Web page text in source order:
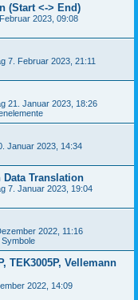
(Start <-> End)
2023, 09:08
7. Februar 2023, 21:11
21. Januar 2023, 18:26
Januar 2023, 14:34
Data Translation
7. Januar 2023, 19:04
2022, 11:16
TEK3005P, Vellemann
2022, 14:09